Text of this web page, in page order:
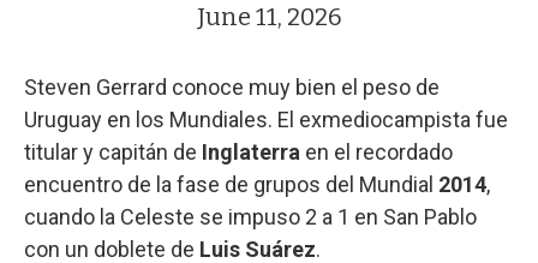
June 11, 2026
Steven Gerrard conoce muy bien el peso de
Uruguay en los Mundiales. El exmediocampista fue
titular y capitán de Inglaterra en el recordado
encuentro de la fase de grupos del Mundial 2014,
cuando la Celeste se impuso 2 a 1 en San Pablo
con un doblete de Luis Suárez.